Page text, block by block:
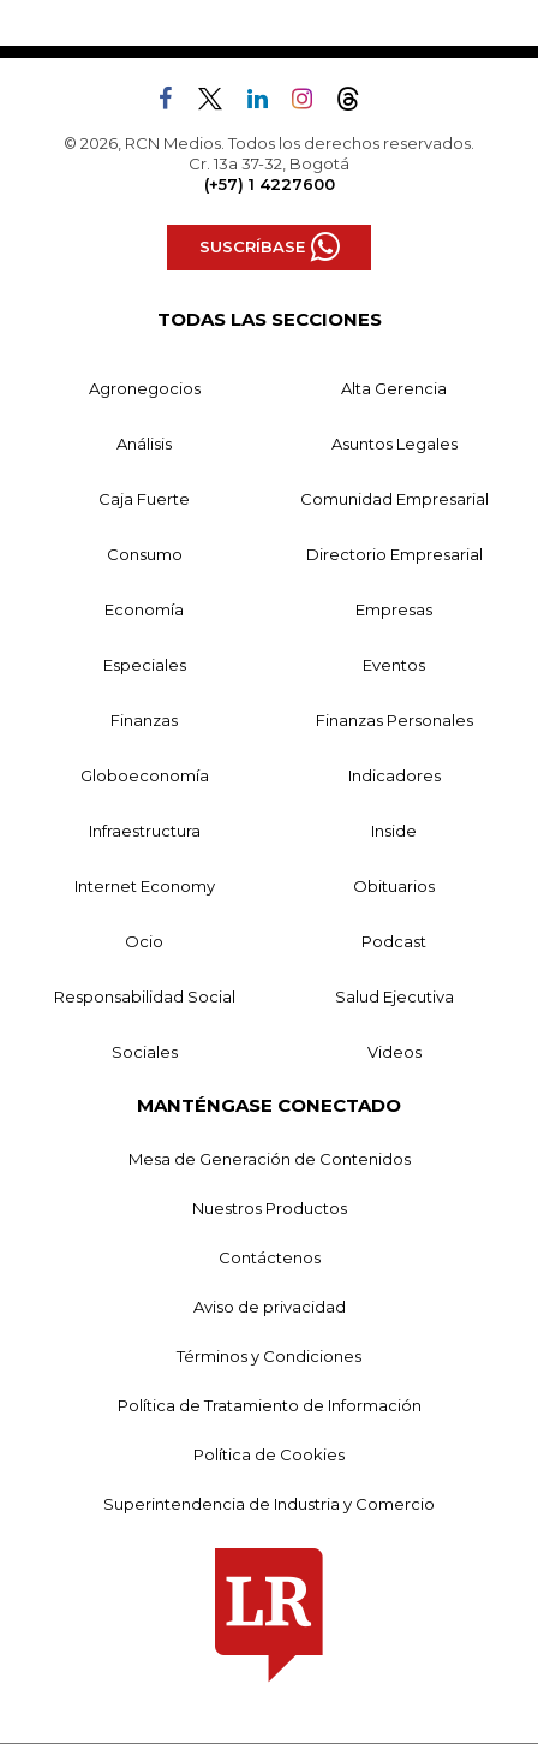
© 2026, RCN Medios. Todos los derechos reservados.
Cr. 13a 37-32, Bogotá
(+57) 1 4227600
SUSCRÍBASE
TODAS LAS SECCIONES
Agronegocios Alta Gerencia
Análisis Asuntos Legales
Caja Fuerte Comunidad Empresarial
Consumo Directorio Empresarial
Economía Empresas
Especiales Eventos
Finanzas Finanzas Personales
Globoeconomía Indicadores
Infraestructura Inside
Internet Economy Obituarios
Ocio Podcast
Responsabilidad Social Salud Ejecutiva
Sociales Videos
MANTÉNGASE CONECTADO
Mesa de Generación de Contenidos
Nuestros Productos
Contáctenos
Aviso de privacidad
Términos y Condiciones
Política de Tratamiento de Información
Política de Cookies
Superintendencia de Industria y Comercio